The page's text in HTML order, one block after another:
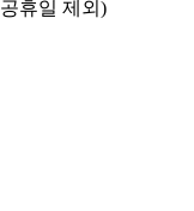
휴일 제외)